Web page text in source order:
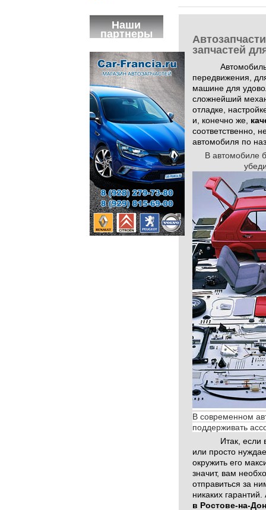
Наши
партнеры
запчастей
передвижения,
машине для
сложнейший
отладке,
и, конечно же,
соответственно,
автомобиля по
В автомобиле
В современном
поддерживать
Итак,
или просто
окружить его
значит, вам
отправиться за
никаких
в Ростове-на-